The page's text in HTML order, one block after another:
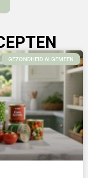
GEZONDHEID ALGEMEEN